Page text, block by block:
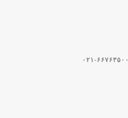
۰۲۱-۶۶۷۶۳۵۰۰